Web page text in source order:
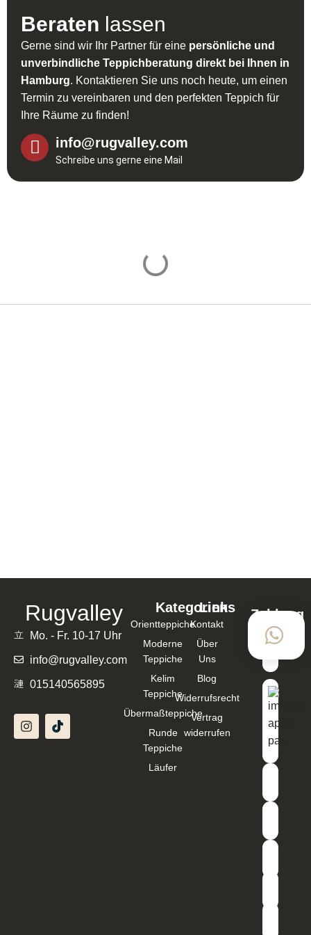
Beraten lassen
Gerne sind wir Ihr Partner für eine persönliche und
unverbindliche Teppichberatung direkt bei Ihnen in
Hamburg. Kontaktieren Sie uns noch heute, um einen
Termin zu vereinbaren und den perfekten Teppich für
Ihre Räume zu finden!
info@rugvalley.com
Schreibe uns gerne eine Mail
Rugvalley
Mo. - Fr. 10-17 Uhr
info@rugvalley.com
015140565895
Kategorien
Orientteppiche
Moderne
Teppiche
Kelim
Teppiche
Übermaßteppiche
Runde
Teppiche
Läufer
Links
Kontakt
Über
Uns
Blog
Widerrufsrecht
Vertrag
widerrufen
Zahlung
mit